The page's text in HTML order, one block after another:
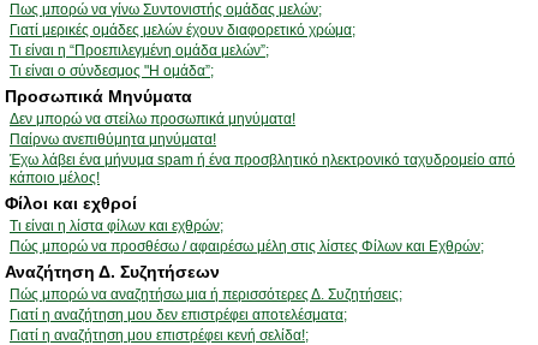
Πως μπορώ να γίνω Συντονιστής ομάδας μελών;
Γιατί μερικές ομάδες μελών έχουν διαφορετικό χρώμα;
Τι είναι η “Προεπιλεγμένη ομάδα μελών”;
Τι είναι ο σύνδεσμος "Η ομάδα”;
Προσωπικά Μηνύματα
Δεν μπορώ να στείλω προσωπικά μηνύματα!
Παίρνω ανεπιθύμητα μηνύματα!
Έχω λάβει ένα μήνυμα spam ή ένα προσβλητικό ηλεκτρονικό ταχυδρομείο από
κάποιο μέλος!
Φίλοι και εχθροί
Τι είναι η λίστα φίλων και εχθρών;
Πώς μπορώ να προσθέσω / αφαιρέσω μέλη στις λίστες Φίλων και Εχθρών;
Αναζήτηση Δ. Συζητήσεων
Πώς μπορώ να αναζητήσω μια ή περισσότερες Δ. Συζητήσεις;
Γιατί η αναζήτηση μου δεν επιστρέφει αποτελέσματα;
Γιατί η αναζήτηση μου επιστρέφει κενή σελίδα!;